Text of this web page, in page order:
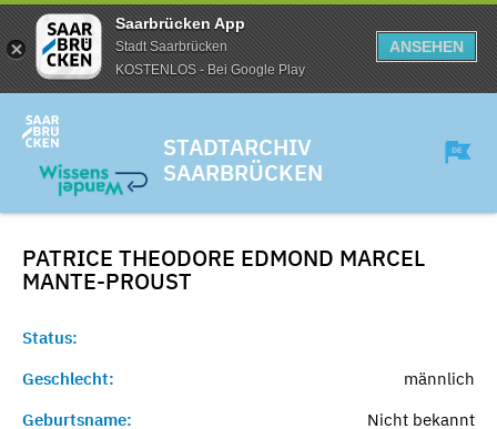
Saarbrücken App
Stadt Saarbrücken
KOSTENLOS - Bei Google Play
ANSEHEN
STADTARCHIV
SAARBRÜCKEN
PATRICE THEODORE EDMOND MARCEL
MANTE-PROUST
Status:
Geschlecht:
männlich
Geburtsname:
Nicht bekannt